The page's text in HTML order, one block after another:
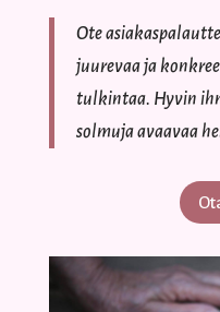
Ote
juurevaa ja
tulkintaa. Hyvin
solmuja avaavaa